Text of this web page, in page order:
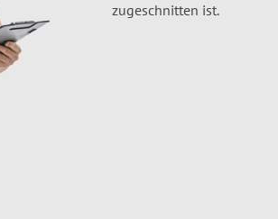
zugeschnitten ist.